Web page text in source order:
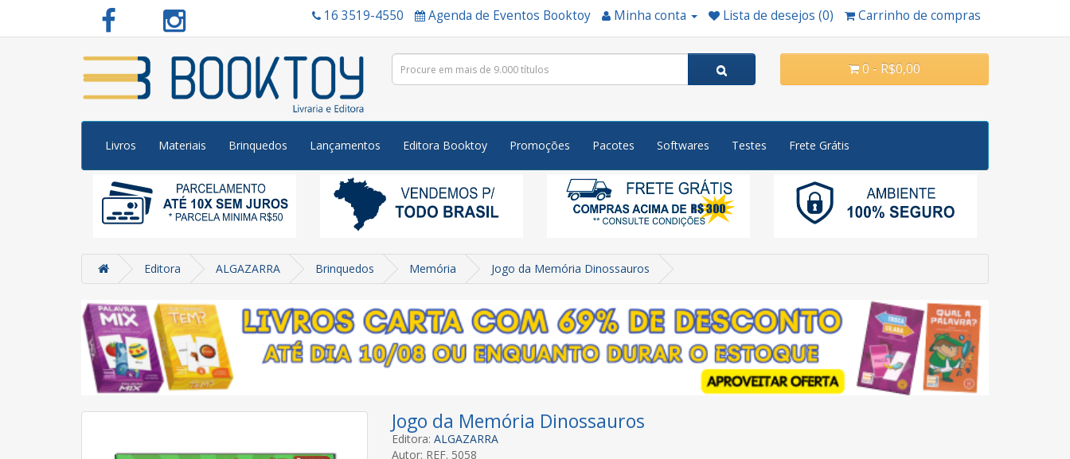
16 3519-4550 Agenda de Eventos Booktoy Minha conta Lista de desejos (0) Carrinho de compras
0 - R$0,00
Livros Materiais Brinquedos Lançamentos Editora Booktoy Promoções Pacotes Softwares Testes Frete Grátis
Editora ALGAZARRA Brinquedos Memória Jogo da Memória Dinossauros
Jogo da Memória Dinossauros
Editora: ALGAZARRA
Autor: REF. 5058